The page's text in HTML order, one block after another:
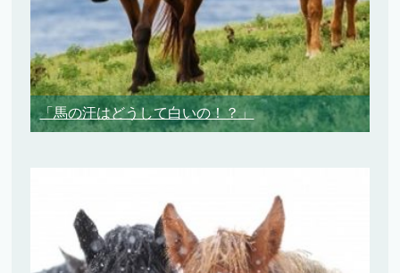
「馬の汗はどうして白いの！？」